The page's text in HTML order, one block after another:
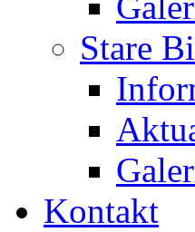
Stare
Kontakt